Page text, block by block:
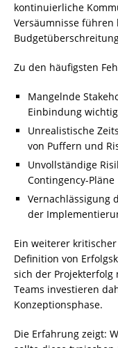
kontinuierliche
Versäumnisse führen
Zu den häufigsten
Mangelnde
Einbindung
Unrealistische
von Puffern und
Unvollständige
Contingency-Pläne
Vernachlässigung
der
Ein weiterer
Definition von
sich der
Teams investieren
Konzeptionsphase.
Die Erfahrung zeigt: